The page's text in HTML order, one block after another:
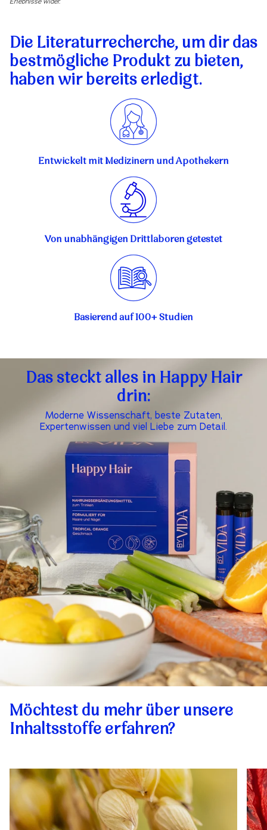
Erlebnisse wider.
Die Literaturrecherche, um dir das
bestmögliche Produkt zu bieten,
haben wir bereits erledigt.
Entwickelt mit Medizinern und Apothekern
Von unabhängigen Drittlaboren getestet
Basierend auf 100+ Studien
Das steckt alles in Happy Hair
drin:
Moderne Wissenschaft, beste Zutaten,
Expertenwissen und viel Liebe zum Detail.
Möchtest du mehr über unsere
Inhaltsstoffe erfahren?